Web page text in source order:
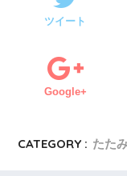
ツイート
Google+
CATEGORY : たた